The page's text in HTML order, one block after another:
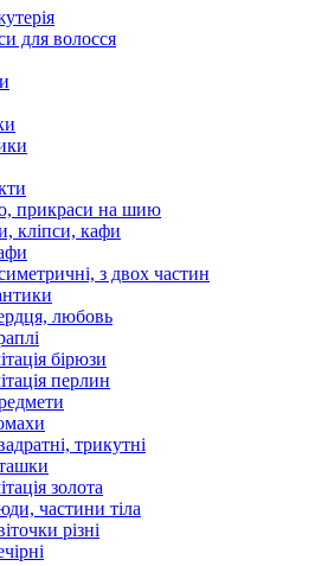
для волосся
прикраси на шию
кліпси, кафи
з двох частин
любовь
бірюзи
перлин
трикутні
золота
частини тіла
різні